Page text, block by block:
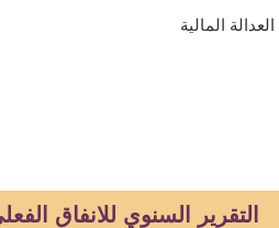
العدالة المالية
التقرير السنوي للانفاق الفعلي